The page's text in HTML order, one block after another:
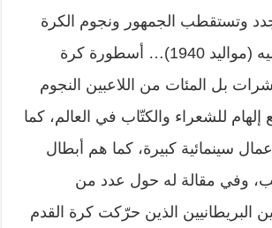
وتستقطب الجمهور ونجوم الكرة
مثل البرازيلي بيليه (مواليد 1940)… أسطورة كرة
بل المئات من اللاعبين النجوم
إلهام للشعراء والكتّاب في العالم، كما
سينمائية كبيرة، كما هم أبطال
وفي مقالة له حول عدد من
البريطانيين الذين حرّكت كرة القدم